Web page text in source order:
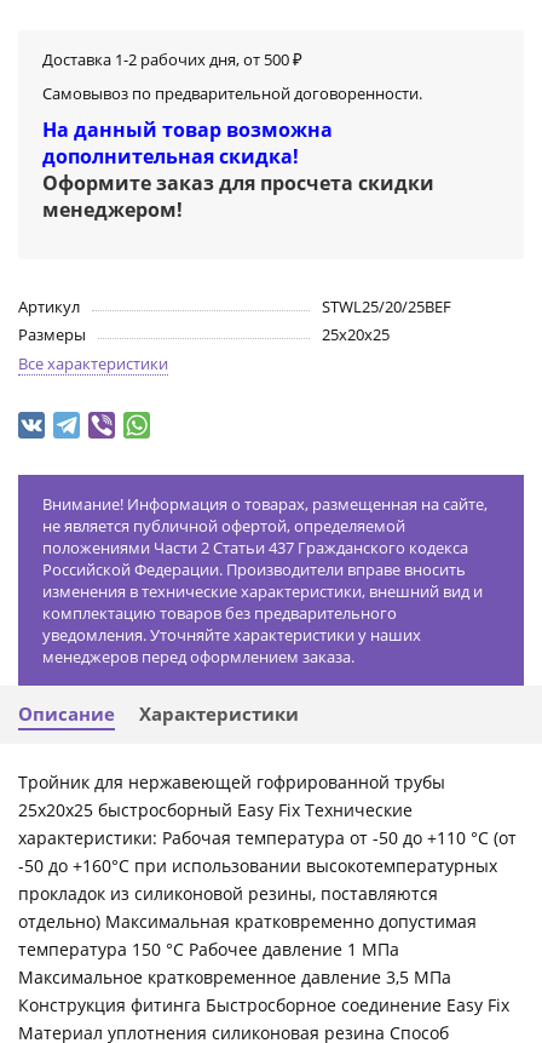
Доставка 1-2 рабочих дня, от 500 ₽
Самовывоз по предварительной договоренности.
На данный товар возможна
дополнительная скидка!
Оформите заказ для просчета скидки
менеджером!
Артикул
STWL25/20/25BEF
Размеры
25х20х25
Все характеристики
Внимание! Информация о товарах, размещенная на сайте,
не является публичной офертой, определяемой
положениями Части 2 Статьи 437 Гражданского кодекса
Российской Федерации. Производители вправе вносить
изменения в технические характеристики, внешний вид и
комплектацию товаров без предварительного
уведомления. Уточняйте характеристики у наших
менеджеров перед оформлением заказа.
Описание Характеристики
Тройник для нержавеющей гофрированной трубы
25x20x25 быстросборный Easy Fix Технические
характеристики: Рабочая температура от -50 до +110 °С (от
-50 до +160°С при использовании высокотемпературных
прокладок из силиконовой резины, поставляются
отдельно) Максимальная кратковременно допустимая
температура 150 °С Рабочее давление 1 МПа
Максимальное кратковременное давление 3,5 МПа
Конструкция фитинга Быстросборное соединение Easy Fix
Материал уплотнения силиконовая резина Способ